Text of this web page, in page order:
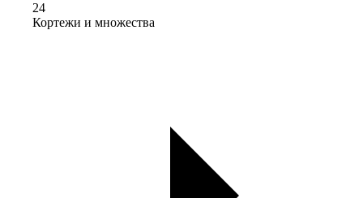
24
Кортежи и множества